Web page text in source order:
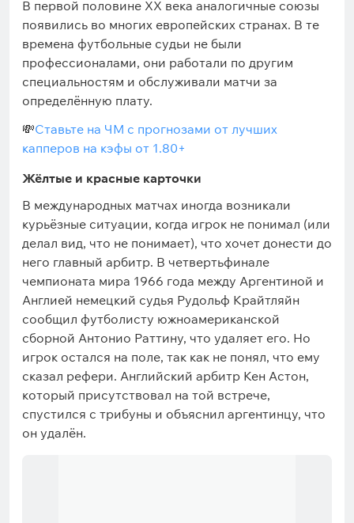
В первой половине XX века аналогичные союзы
появились во многих европейских странах. В те
времена футбольные судьи не были
профессионалами, они работали по другим
специальностям и обслуживали матчи за
определённую плату.
💸Ставьте на ЧМ с прогнозами от лучших
капперов на кэфы от 1.80+
Жёлтые и красные карточки
В международных матчах иногда возникали
курьёзные ситуации, когда игрок не понимал (или
делал вид, что не понимает), что хочет донести до
него главный арбитр. В четвертьфинале
чемпионата мира 1966 года между Аргентиной и
Англией немецкий судья Рудольф Крайтляйн
сообщил футболисту южноамериканской
сборной Антонио Раттину, что удаляет его. Но
игрок остался на поле, так как не понял, что ему
сказал рефери. Английский арбитр Кен Астон,
который присутствовал на той встрече,
спустился с трибуны и объяснил аргентинцу, что
он удалён.